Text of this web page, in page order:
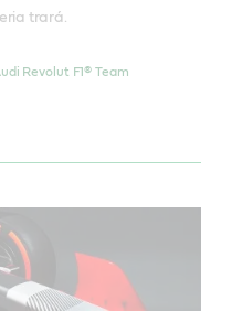
trará.
Revolut F1® Team